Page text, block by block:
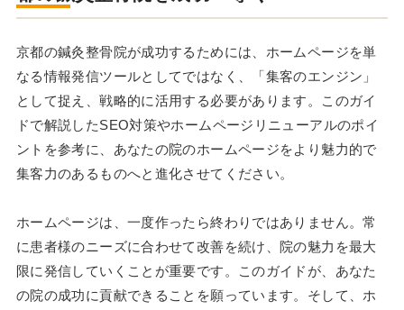
京都の鍼灸整骨院が成功するためには、ホームページを単
なる情報発信ツールとしてではなく、「集客のエンジン」
として捉え、戦略的に活用する必要があります。このガイ
ドで解説したSEO対策やホームページリニューアルのポイ
ントを参考に、あなたの院のホームページをより魅力的で
集客力のあるものへと進化させてください。
ホームページは、一度作ったら終わりではありません。常
に患者様のニーズに合わせて改善を続け、院の魅力を最大
限に発信していくことが重要です。このガイドが、あなた
の院の成功に貢献できることを願っています。そして、ホ